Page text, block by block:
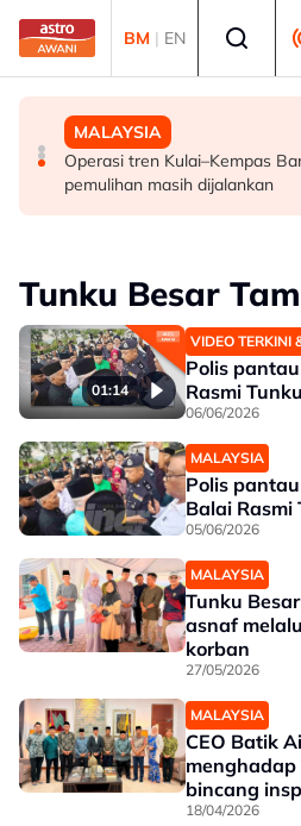
Skip to main content
BM | EN
MALAYSIA
FMBA sambut baik arahan PM
pekerja asing sektor restoran
POLITIK
'Siapa akan pergi, siapa
lihat'- Zahid
MALAYSIA
Operasi tren Kulai–Kempas
pemulihan masih dijalankan
Tunku Besar
01:14
VIDEO TERKINI
Polis
Rasmi
06/06/2026
MALAYSIA
Polis
Balai Rasmi
05/06/2026
MALAYSIA
Tunku
asnaf
korban
27/05/2026
MALAYSIA
CEO Batik
menghadap
bincang
18/04/2026